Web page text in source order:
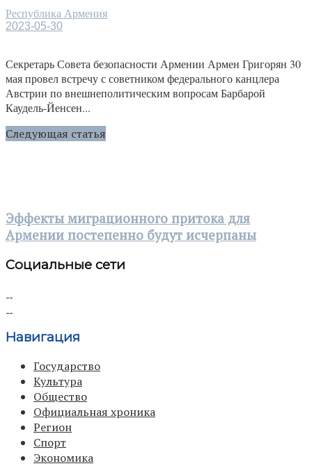
Республика Армения
2023-05-30
Секретарь Совета безопасности Армении Армен Григорян 30
мая провел встречу с советником федерального канцлера
Австрии по внешнеполитическим вопросам Барбарой
Каудель-Йенсен...
Следующая статья
Эффекты миграционного притока для
Армении постепенно будут исчерпаны
Социальные сети
Навигация
Государство
Культура
Общество
Официальная хроника
Регион
Спорт
Экономика